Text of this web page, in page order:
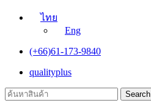
ไทย
Eng
(+66)61-173-9840
qualityplus
Search